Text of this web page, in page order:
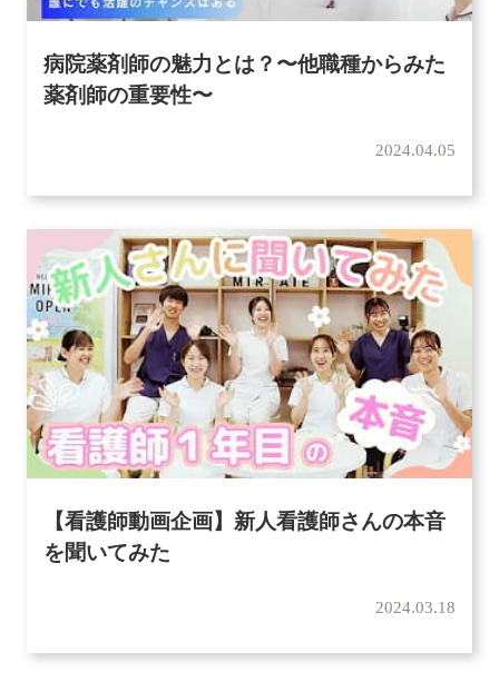
病院薬剤師の魅力とは？〜他職種からみた
薬剤師の重要性〜
2024.04.05
【看護師動画企画】新人看護師さんの本音
を聞いてみた
2024.03.18